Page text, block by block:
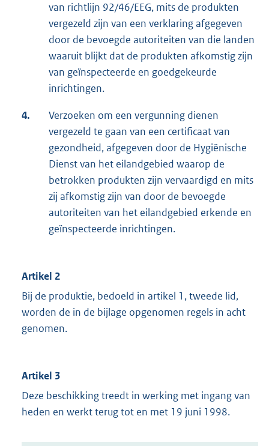
van richtlijn 92/46/EEG, mits de produkten
vergezeld zijn van een verklaring afgegeven
door de bevoegde autoriteiten van die landen
waaruit blijkt dat de produkten afkomstig zijn
van geïnspecteerde en goedgekeurde
inrichtingen.
4.
Verzoeken om een vergunning dienen
vergezeld te gaan van een certificaat van
gezondheid, afgegeven door de Hygiënische
Dienst van het eilandgebied waarop de
betrokken produkten zijn vervaardigd en mits
zij afkomstig zijn van door de bevoegde
autoriteiten van het eilandgebied erkende en
geïnspecteerde inrichtingen.
Artikel 2
Bij de produktie, bedoeld in artikel 1, tweede lid,
worden de in de bijlage opgenomen regels in acht
genomen.
Artikel 3
Deze beschikking treedt in werking met ingang van
heden en werkt terug tot en met 19 juni 1998.